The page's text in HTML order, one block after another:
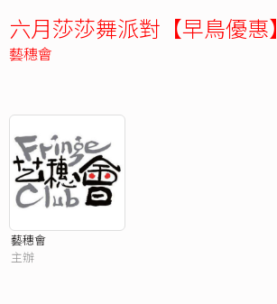
六月莎莎舞派對【早鳥優惠】
藝穗會
藝穗會
主辦